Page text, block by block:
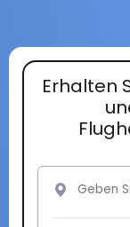
Erhalten